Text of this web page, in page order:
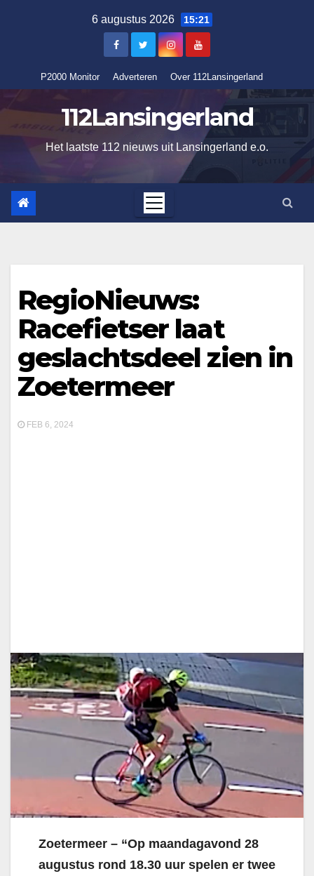
6 augustus 2026 15:21
P2000 Monitor Adverteren Over 112Lansingerland
112Lansingerland
Het laatste 112 nieuws uit Lansingerland e.o.
RegioNieuws:
Racefietser laat
geslachtsdeel zien in
Zoetermeer
FEB 6, 2024
Zoetermeer – “Op maandagavond 28
augustus rond 18.30 uur spelen er twee